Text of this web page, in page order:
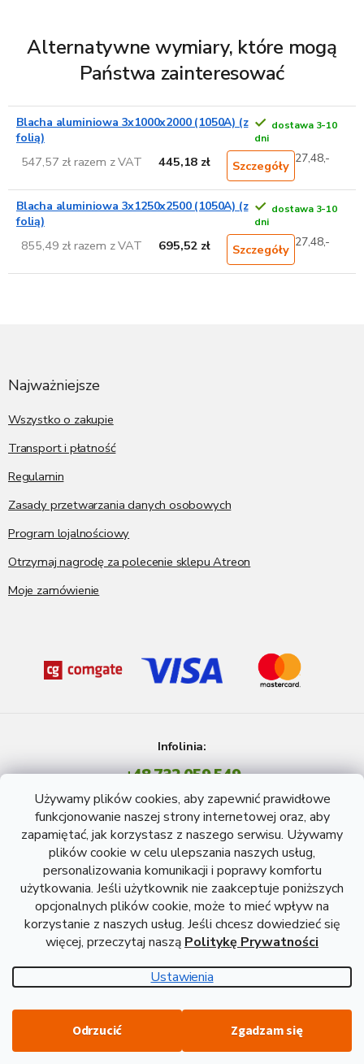
Używamy plików cookies, aby zapewnić prawidłowe
funkcjonowanie naszej strony internetowej oraz, aby
zapamiętać, jak korzystasz z naszego serwisu. Używamy
plików cookie w celu ulepszania naszych usług,
personalizowania komunikacji i poprawy komfortu
użytkowania. Jeśli użytkownik nie zaakceptuje poniższych
opcjonalnych plików cookie, może to mieć wpływ na
korzystanie z naszych usług. Jeśli chcesz dowiedzieć się
więcej, przeczytaj naszą Politykę Prywatności
Ustawienia
Odrzucić Zgadzam się
Alternatywne wymiary, które mogą
Państwa zainteresować
Blacha aluminiowa 3x1000x2000 (1050A) (z
folią)
dostawa 3-10
dni
547,57 zł razem z VAT 445,18 zł Szczegóły 27,48,-
Blacha aluminiowa 3x1250x2500 (1050A) (z
folią)
dostawa 3-10
dni
855,49 zł razem z VAT 695,52 zł Szczegóły 27,48,-
Najważniejsze
Wszystko o zakupie
Transport i płatność
Regulamin
Zasady przetwarzania danych osobowych
Program lojalnościowy
Otrzymaj nagrodę za polecenie sklepu Atreon
Moje zamówienie
Infolinia:
+48 732 059 549
Pon - Pt: 8 - 15 godź.
info@atreon.pl
Opracował Shoptet